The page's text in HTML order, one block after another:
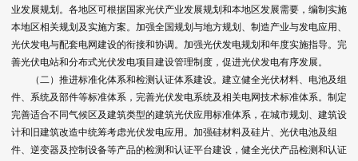
业发展规划。各地区可根据国家光伏产业发展规划和本地区发展需要，编制实施
本地区相关规划及实施方案。加强全国规划与地方规划、制造产业与发电应用、
光伏发电与配套电网建设的衔接和协调。加强光伏发电规划和年度实施指导。完
善光伏电站和分布式光伏发电项目建设管理制度，促进光伏发电有序发展。
（二）推进标准化体系和检测认证体系建设。建立健全光伏材料、电池及组
件、系统及部件等标准体系，完善光伏发电系统及相关电网技术标准体系。制定
完善适合不同气候区及建筑类型的建筑光伏应用标准体系，在城市规划、建筑设
计和旧建筑改造中统筹考虑光伏发电应用。加强硅材料及硅片、光伏电池及组
件、逆变器及控制设备等产品的检测和认证平台建设，健全光伏产品检测和认证